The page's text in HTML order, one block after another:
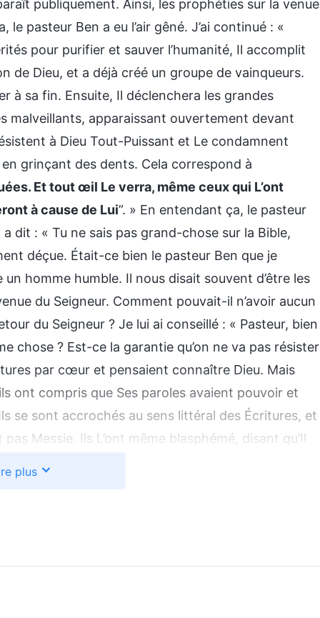
publiquement. Ainsi, les prophéties sur la venue
pasteur Ben a eu l’air gêné. J’ai continué : «
pour purifier et sauver l’humanité, Il accomplit
de Dieu, et a déjà créé un groupe de vainqueurs.
à sa fin. Ensuite, Il déclenchera les grandes
malveillants, apparaissant ouvertement devant
à Dieu Tout-Puissant et Le condamnent
grinçant des dents. Cela correspond à
Et tout œil Le verra, même ceux qui L’ont
à cause de Lui”. » En entendant ça, le pasteur
dit : « Tu ne sais pas grand-chose sur la Bible,
déçue. Était-ce bien le pasteur Ben que je
homme humble. Il nous disait souvent d’être les
du Seigneur. Comment pouvait-il n’avoir aucun
du Seigneur ? Je lui ai conseillé : « Pasteur, bien
chose ? Est-ce la garantie qu’on ne va pas résister
par cœur et pensaient connaître Dieu. Mais
ont compris que Ses paroles avaient pouvoir et
se sont accrochés au sens littéral des Écritures, et
pas Messie. Ils L’ont même blasphémé, disant qu’Il
pharisiens. » Pendant un instant, il est resté sans
plus